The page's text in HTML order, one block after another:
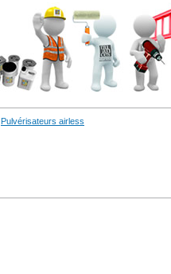
Pulvérisateurs airless